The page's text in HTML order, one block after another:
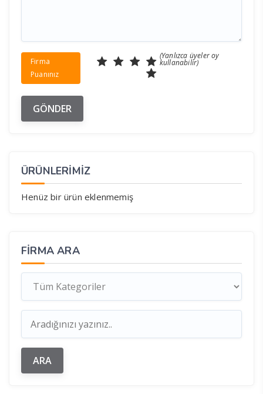
Firma
Puanınız
(Yanlızca üyeler oy
kullanabilir)
ÜRÜNLERİMİZ
Henüz bir ürün eklenmemiş
FIRMA ARA